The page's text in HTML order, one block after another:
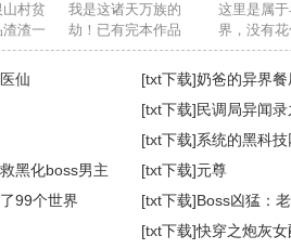
妃。
体，被家族抛弃——
山村贫
渣一
离山
却不
的犲
死，
给她
我是这诸天万族的
劫！已有完本作品
《全球高武》《重生
之财源滚滚》，没看
过的书友可以去看
看，新书收藏一下慢
这里是属
界，没有
魔法，有
繁衍到巅峰
新书等级制
者，斗师，
斗灵，斗王
仙 [txt下载]奶爸的异界餐
[txt下载]民调局异闻
[txt下载]系统的黑科
黑化boss男主 [txt下载]元尊
99个世界 [txt下载]Boss凶猛：
[txt下载]快穿之炮灰